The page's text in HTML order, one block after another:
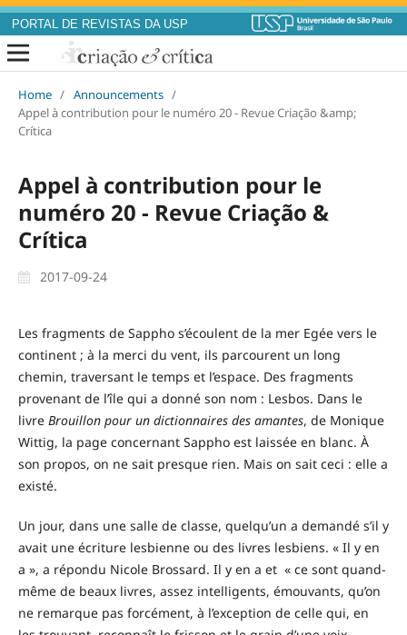
PORTAL DE REVISTAS DA USP
Home / Announcements /
Appel à contribution pour le numéro 20 - Revue Criação &amp;
Crítica
Appel à contribution pour le
numéro 20 - Revue Criação &
Crítica
2017-09-24
Les fragments de Sappho s’écoulent de la mer Egée vers le
continent ; à la merci du vent, ils parcourent un long
chemin, traversant le temps et l’espace. Des fragments
provenant de l’île qui a donné son nom : Lesbos. Dans le
livre Brouillon pour un dictionnaires des amantes, de Monique
Wittig, la page concernant Sappho est laissée en blanc. À
son propos, on ne sait presque rien. Mais on sait ceci : elle a
existé.
Un jour, dans une salle de classe, quelqu’un a demandé s’il y
avait une écriture lesbienne ou des livres lesbiens. « Il y en
a », a répondu Nicole Brossard. Il y en a et « ce sont quand-
même de beaux livres, assez intelligents, émouvants, qu’on
ne remarque pas forcément, à l’exception de celle qui, en